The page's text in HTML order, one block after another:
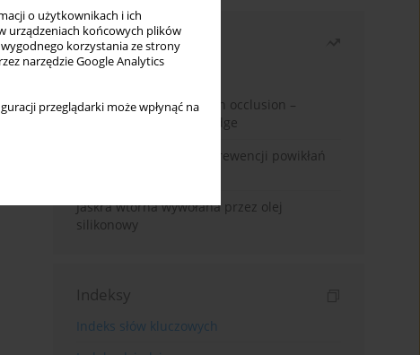
o użytkownikach i ich
urządzeniach końcowych plików
wygodnego korzystania ze strony
narzędzie Google Analytics
przeglądarki może wpłynąć na
Najczęściej czytane
Miesiąc
Rok
Treatment of retinal vein occlusion –
current state of knowledge
Kwas alfa-liponowy w prewencji powikłań
Jaskra wtórna wywołana przez olej
silikonowy
Indeksy
Indeks słów kluczowych